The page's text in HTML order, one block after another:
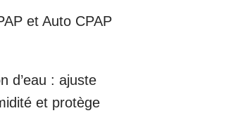
et Auto CPAP
d’eau : ajuste
et protège